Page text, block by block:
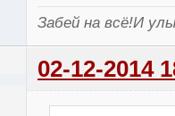
Забей на всё!И
02-12-2014